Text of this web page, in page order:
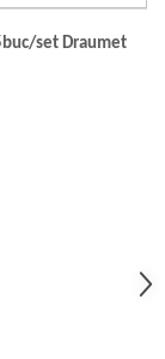
set Draumet